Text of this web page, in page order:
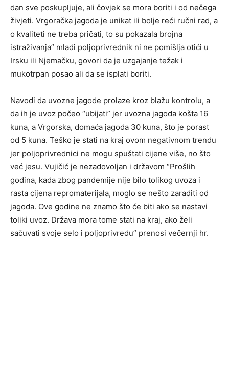
dan sve poskupljuje, ali čovjek se mora boriti i od nečega
živjeti. Vrgoračka jagoda je unikat ili bolje reći ručni rad, a
o kvaliteti ne treba pričati, to su pokazala brojna
istraživanja” mladi poljoprivrednik ni ne pomišlja otići u
Irsku ili Njemačku, govori da je uzgajanje težak i
mukotrpan posao ali da se isplati boriti.
Navodi da uvozne jagode prolaze kroz blažu kontrolu, a
da ih je uvoz počeo “ubijati” jer uvozna jagoda košta 16
kuna, a Vrgorska, domaća jagoda 30 kuna, što je porast
od 5 kuna. Teško je stati na kraj ovom negativnom trendu
jer poljoprivrednici ne mogu spuštati cijene više, no što
već jesu. Vujičić je nezadovoljan i državom “Prošlih
godina, kada zbog pandemije nije bilo tolikog uvoza i
rasta cijena repromaterijala, moglo se nešto zaraditi od
jagoda. Ove godine ne znamo što će biti ako se nastavi
toliki uvoz. Država mora tome stati na kraj, ako želi
sačuvati svoje selo i poljoprivredu” prenosi večernji hr.